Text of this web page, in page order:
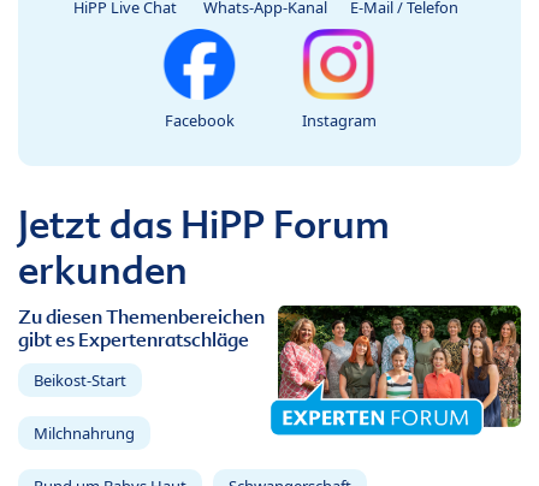
HiPP Live Chat Whats-App-Kanal E-Mail / Telefon
Facebook Instagram
Jetzt das HiPP Forum
erkunden
Zu diesen Themenbereichen
gibt es Expertenratschläge
Beikost-Start
Milchnahrung